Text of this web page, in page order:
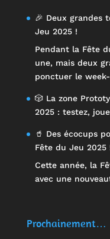
🎉 Deux grandes
Jeu 2025 !
Pendant la Fête
une, mais deux
ponctuer le
🎲 La zone
2025 : testez,
🥤 Des écocups
Fête du Jeu 2025
Cette année, la
avec une
Prochainement…